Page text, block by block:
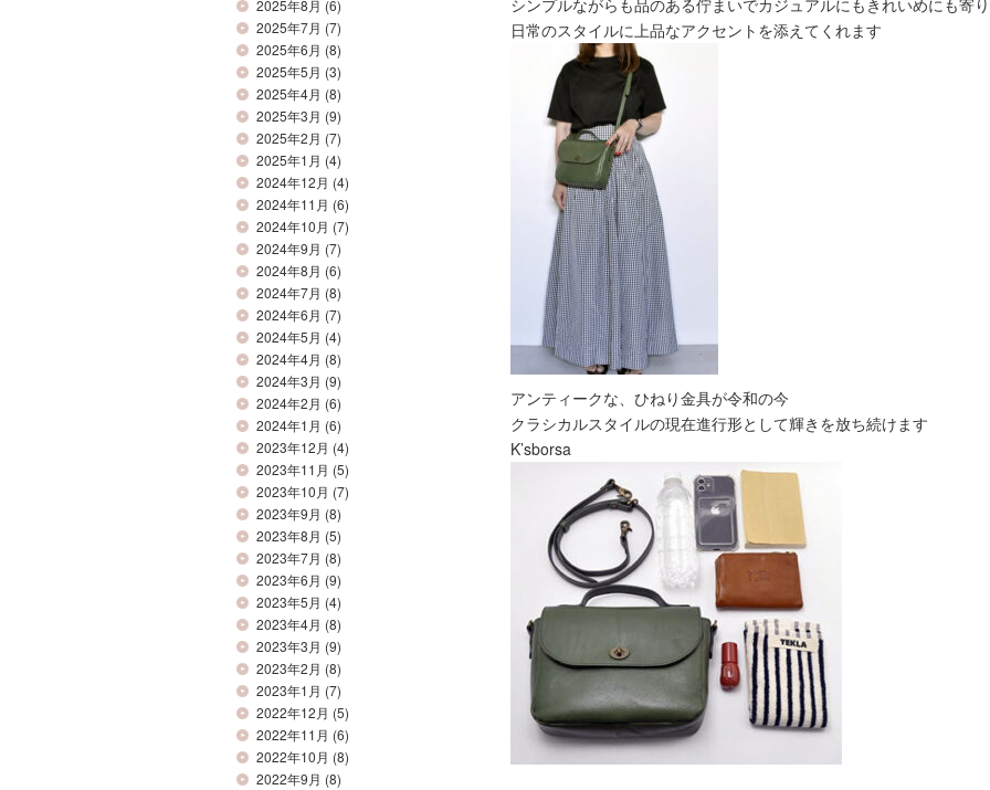
2025年8月 (6)
2025年7月 (7)
2025年6月 (8)
2025年5月 (3)
2025年4月 (8)
2025年3月 (9)
2025年2月 (7)
2025年1月 (4)
2024年12月 (4)
2024年11月 (6)
2024年10月 (7)
2024年9月 (7)
2024年8月 (6)
2024年7月 (8)
2024年6月 (7)
2024年5月 (4)
2024年4月 (8)
2024年3月 (9)
2024年2月 (6)
2024年1月 (6)
2023年12月 (4)
2023年11月 (5)
2023年10月 (7)
2023年9月 (8)
2023年8月 (5)
2023年7月 (8)
2023年6月 (9)
2023年5月 (4)
2023年4月 (8)
2023年3月 (9)
2023年2月 (8)
2023年1月 (7)
2022年12月 (5)
2022年11月 (6)
2022年10月 (8)
2022年9月 (8)
シンプルながらも品のある佇まいでカジュアルにもきれいめにも寄
日常のスタイルに上品なアクセントを添えてくれます
アンティークな、ひねり金具が令和の今
クラシカルスタイルの現在進行形として輝きを放ち続けます
K’sborsa